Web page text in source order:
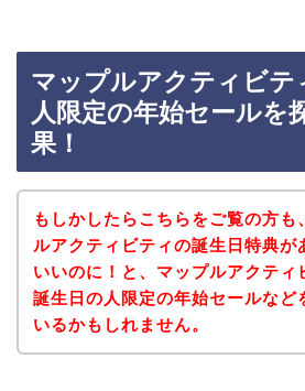
マップルアクティビテ
人限定の年始セールを
果！
もしかしたらこちらをご覧の方も
ルアクティビティの誕生日特典が
いいのに！と、マップルアクティ
誕生日の人限定の年始セールなど
いるかもしれません。